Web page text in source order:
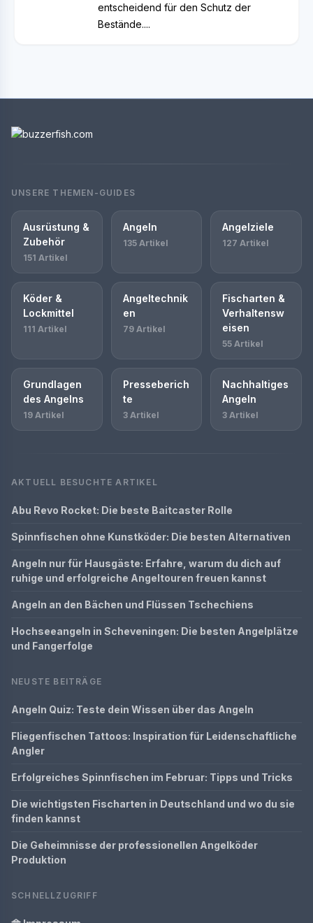
entscheidend für den Schutz der
Bestände....
UNSERE THEMEN-GUIDES
Ausrüstung &
Zubehör
151 Artikel
Angeln
135 Artikel
Angelziele
127 Artikel
Köder &
Lockmittel
111 Artikel
Angeltechnik
en
79 Artikel
Fischarten &
Verhaltensw
eisen
55 Artikel
Grundlagen
des Angelns
19 Artikel
Presseberich
te
3 Artikel
Nachhaltiges
Angeln
3 Artikel
AKTUELL BESUCHTE ARTIKEL
Abu Revo Rocket: Die beste Baitcaster Rolle
Spinnfischen ohne Kunstköder: Die besten Alternativen
Angeln nur für Hausgäste: Erfahre, warum du dich auf
ruhige und erfolgreiche Angeltouren freuen kannst
Angeln an den Bächen und Flüssen Tschechiens
Hochseeangeln in Scheveningen: Die besten Angelplätze
und Fangerfolge
NEUSTE BEITRÄGE
Angeln Quiz: Teste dein Wissen über das Angeln
Fliegenfischen Tattoos: Inspiration für Leidenschaftliche
Angler
Erfolgreiches Spinnfischen im Februar: Tipps und Tricks
Die wichtigsten Fischarten in Deutschland und wo du sie
finden kannst
Die Geheimnisse der professionellen Angelköder
Produktion
SCHNELLZUGRIFF